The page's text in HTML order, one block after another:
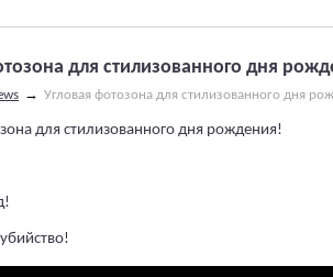
для стилизованного дня
→ Угловая фотозона для стилизованного дня
для стилизованного дня рождения!